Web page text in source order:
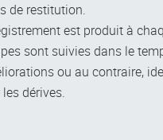
de restitution.
est produit à
sont suivies dans le
ou au contraire,
dérives.